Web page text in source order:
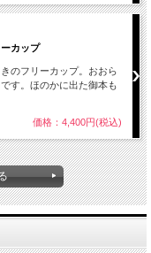
カップ
のフリーカップ。おおら
す。ほのかに出た御本も
価格：4,400円(税込)